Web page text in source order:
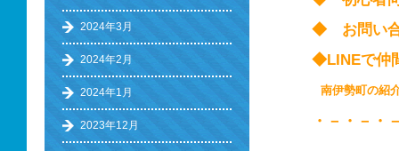
◆ お問い
◆LINEで
南伊勢町
・－・－・
2024年3月
2024年2月
2024年1月
2023年12月